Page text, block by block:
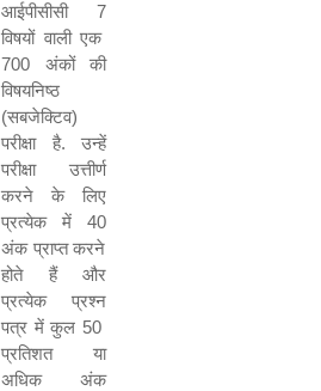
आईपीसीसी 7
विषयों वाली एक
700 अंकों की
विषयनिष्ठ
(सबजेक्टिव)
परीक्षा है. उन्हें
परीक्षा उत्तीर्ण
करने के लिए
प्रत्येक में 40
अंक प्राप्त करने
होते हैं और
प्रत्येक प्रश्न
पत्र में कुल 50
प्रतिशत या
अधिक अंक